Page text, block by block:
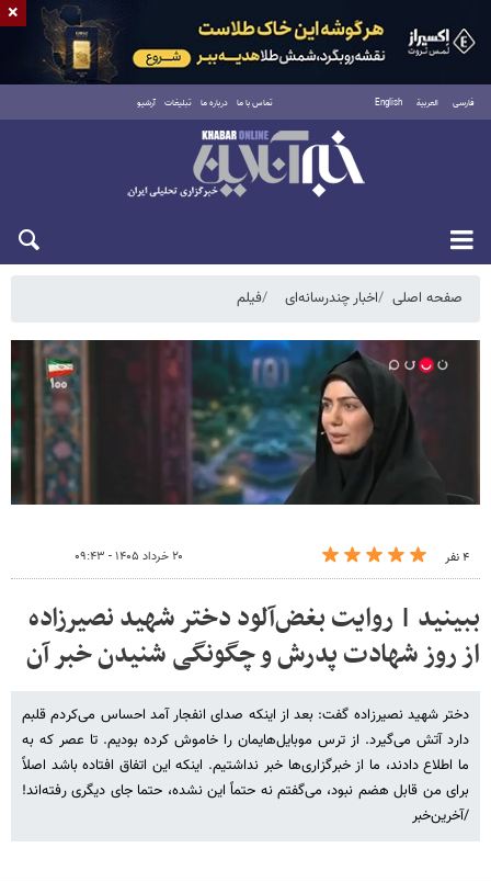
فارسی العربية English تماس با ما درباره ما تبلیغات آرشیو
یکشنبه ۱۸ مرداد ۱۴۰۵
صفحه اصلی اخبار چندرسانه‌ای فیلم
۴ نفر ۲۰ خرداد ۱۴۰۵ - ۰۹:۴۳
ببینید | روایت بغض‌آلود دختر شهید نصیرزاده
از روز شهادت پدرش و چگونگی شنیدن خبر آن
دختر شهید نصیرزاده گفت: بعد از اینکه صدای انفجار آمد احساس می‌کردم قلبم
دارد آتش می‌گیرد. از ترس موبایل‌هایمان را خاموش کرده بودیم. تا عصر که به
ما اطلاع دادند، ما از خبرگزاری‌ها خبر نداشتیم. اینکه این اتفاق افتاده باشد اصلاً
برای من قابل هضم نبود، می‌گفتم نه حتماً این نشده، حتما جای دیگری رفته‌اند!
/آخرین‌خبر
×